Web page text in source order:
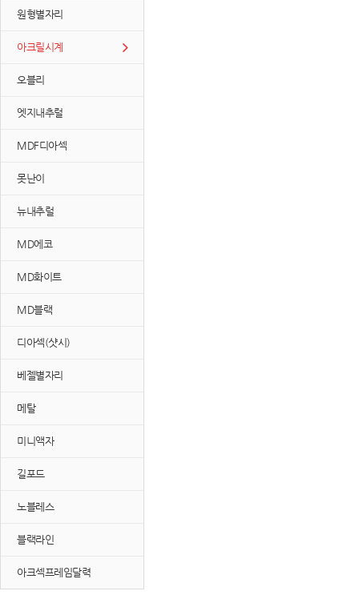
원형별자리
아크릴시계
오블리
엣지내추럴
MDF디아섹
못난이
뉴내추럴
MD에코
MD화이트
MD블랙
디아섹(샷시)
베젤별자리
메탈
미니액자
길포드
노블레스
블랙라인
아크섹프레임달력